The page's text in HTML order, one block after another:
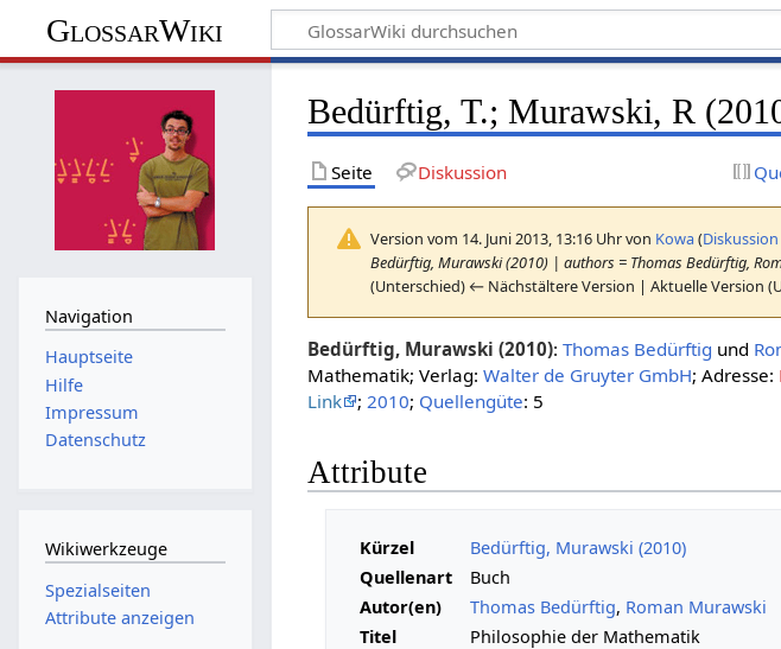
GlossarWiki
Bedürftig, T.; Murawski, R
Seite Diskussion
Version vom 14. Juni 2013, 13:16 Uhr von Kowa(Diskussion
Bedürftig, Murawski (2010) | authors = Thomas Bedürftig,
(Unterschied) ← Nächstältere Version | Aktuelle Version
Bedürftig, Murawski (2010):Thomas Bedürftig und
Mathematik; Verlag:Walter de Gruyter GmbH; Adresse:
Link
; 2010; Quellengüte: 5
Attribute
Kürzel
Bedürftig, Murawski (2010)
Quellenart
Buch
Autor(en)
Thomas Bedürftig, Roman Murawski
Titel
Philosophie der Mathematik
Navigation
Hauptseite
Hilfe
Impressum
Datenschutz
Wikiwerkzeuge
Spezialseiten
Attribute anzeigen